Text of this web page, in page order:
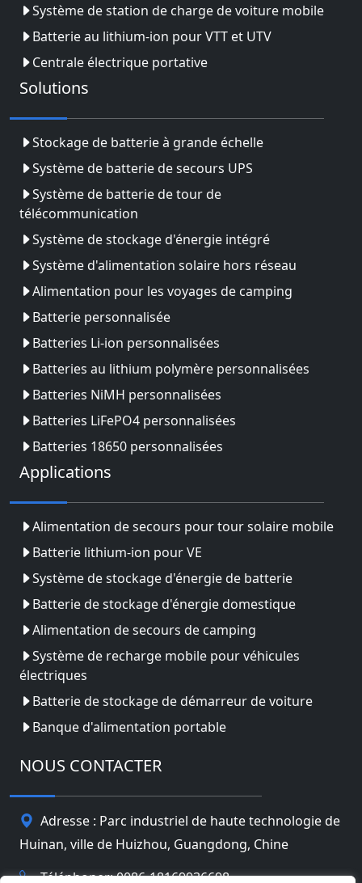
Système de station de charge de voiture mobile
Batterie au lithium-ion pour VTT et UTV
Centrale électrique portative
Solutions
Stockage de batterie à grande échelle
Système de batterie de secours UPS
Système de batterie de tour de
télécommunication
Système de stockage d'énergie intégré
Système d'alimentation solaire hors réseau
Alimentation pour les voyages de camping
Batterie personnalisée
Batteries Li-ion personnalisées
Batteries au lithium polymère personnalisées
Batteries NiMH personnalisées
Batteries LiFePO4 personnalisées
Batteries 18650 personnalisées
Applications
Alimentation de secours pour tour solaire mobile
Batterie lithium-ion pour VE
Système de stockage d'énergie de batterie
Batterie de stockage d'énergie domestique
Alimentation de secours de camping
Système de recharge mobile pour véhicules
électriques
Batterie de stockage de démarreur de voiture
Banque d'alimentation portable
NOUS CONTACTER
Adresse : Parc industriel de haute technologie de
Huinan, ville de Huizhou, Guangdong, Chine
Téléphoner: 0086-18169936698